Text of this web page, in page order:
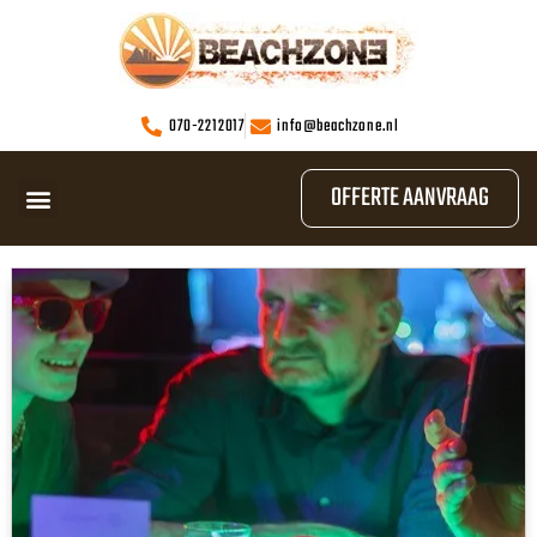
070-2212017 info@beachzone.nl
OFFERTE AANVRAAG